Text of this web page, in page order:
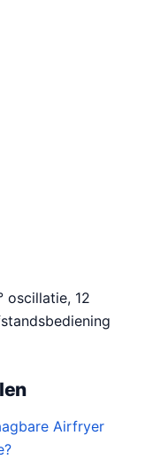
oscillatie, 12
Airfryer